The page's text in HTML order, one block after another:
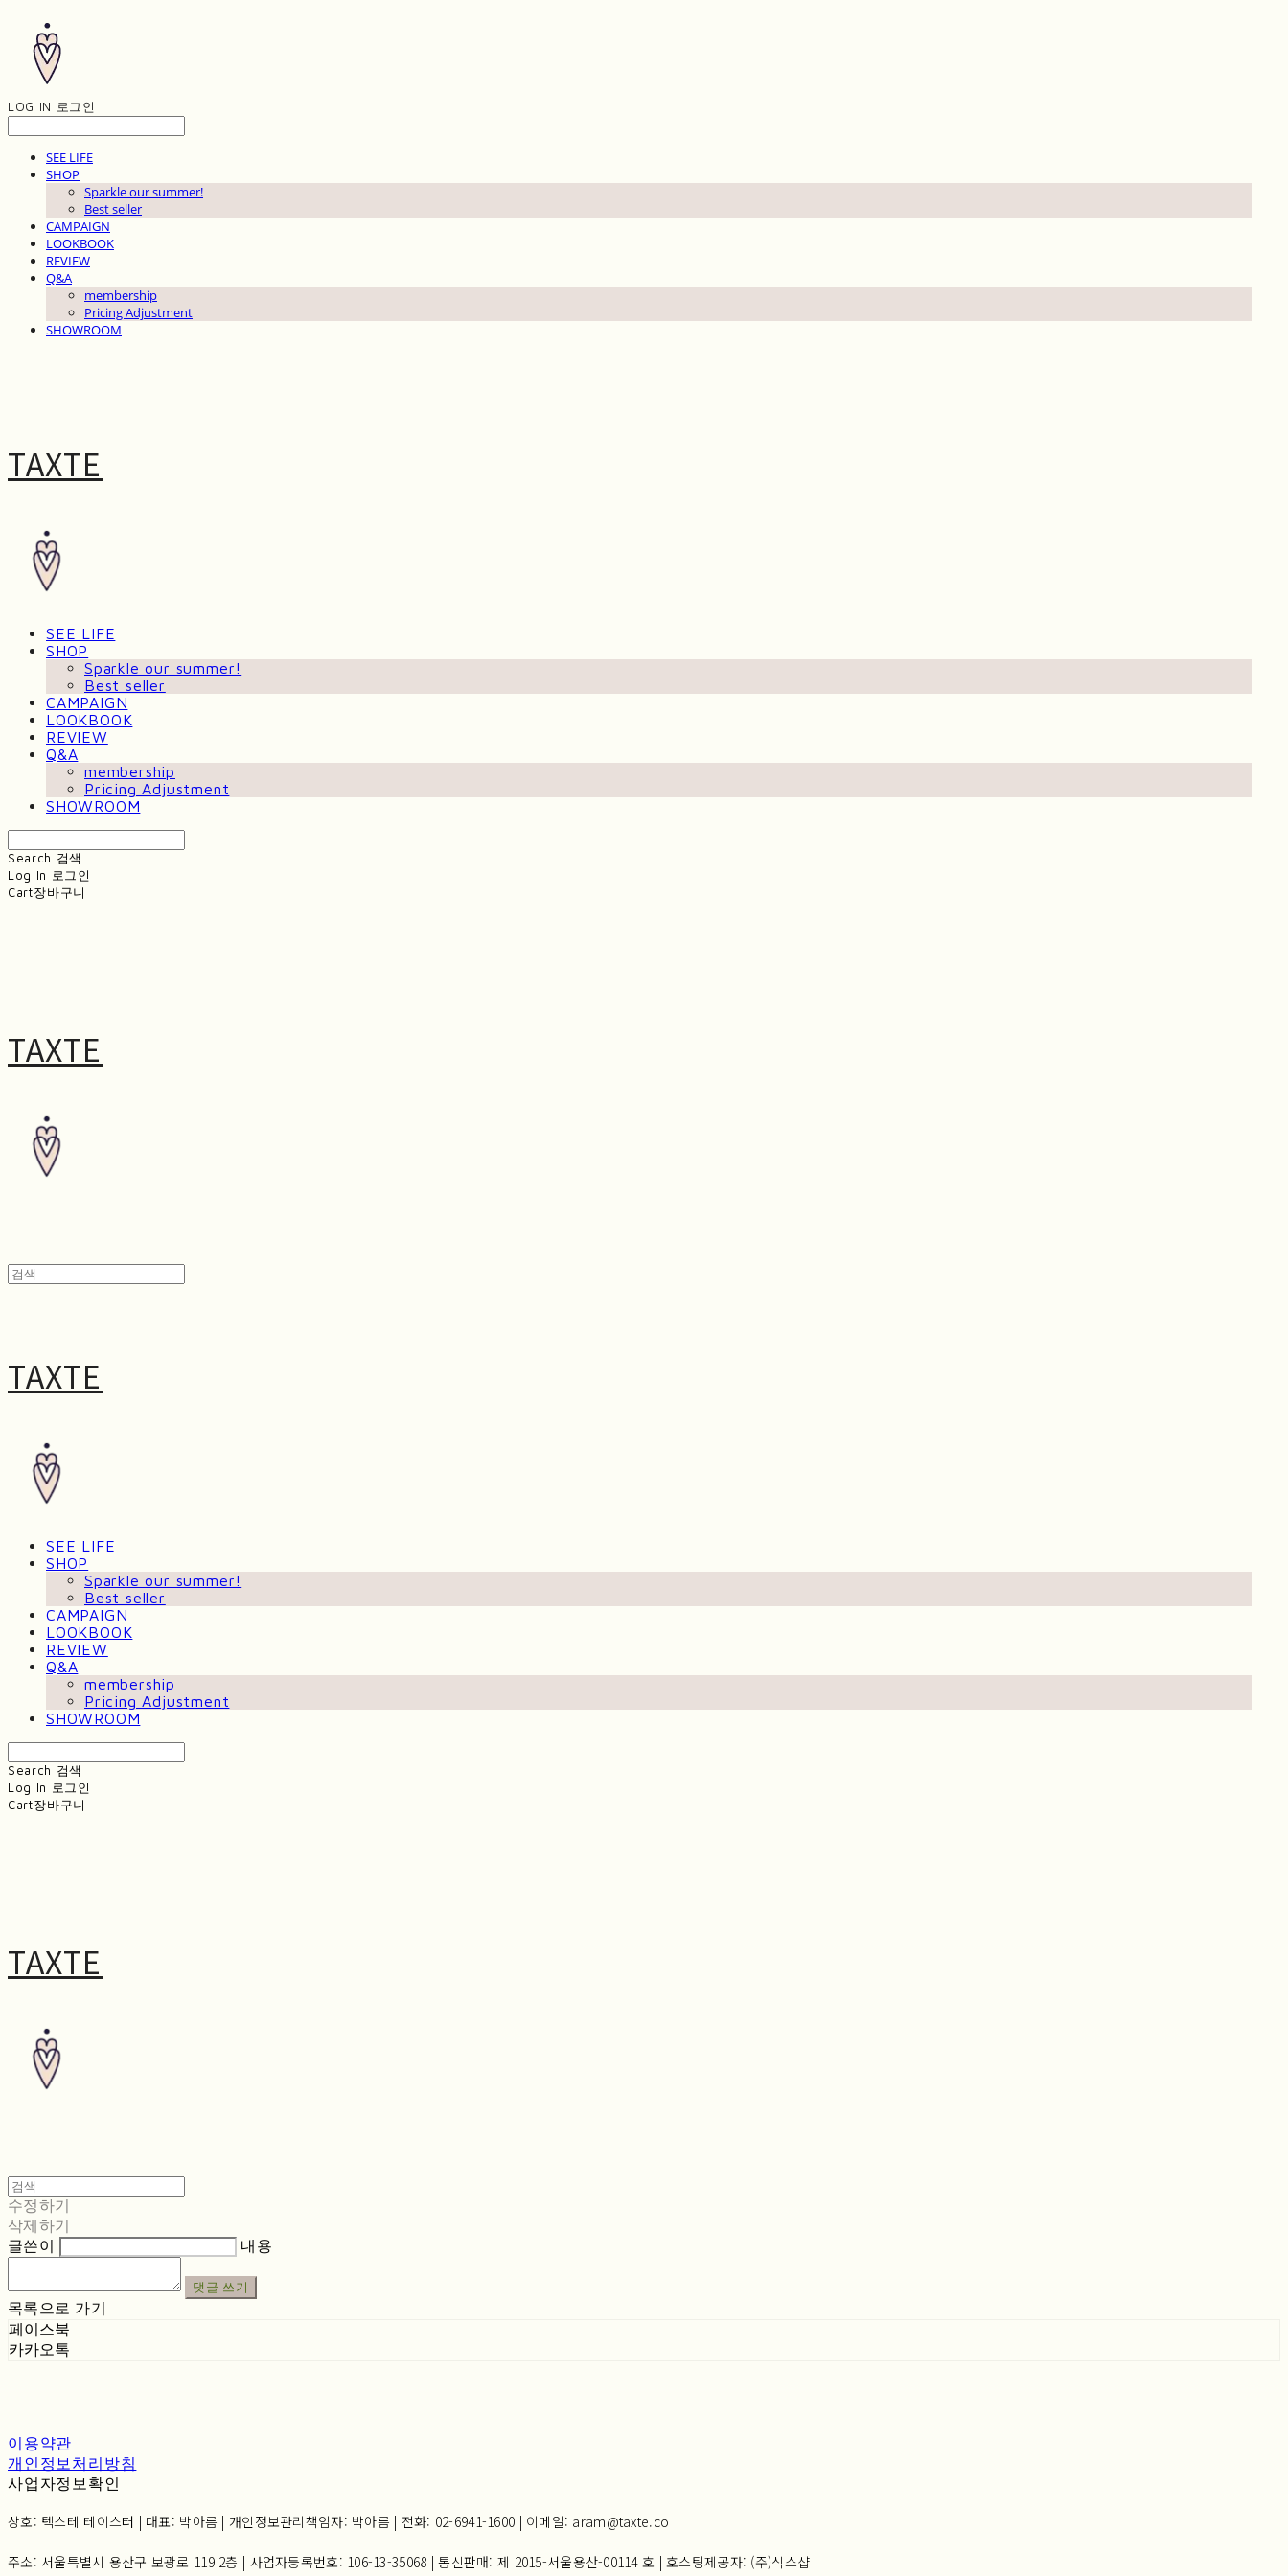
LOG IN 로그인
SEE LIFE
SHOP
Sparkle our summer!
Best seller
CAMPAIGN
LOOKBOOK
REVIEW
Q&A
membership
Pricing Adjustment
SHOWROOM
TAXTE
SEE LIFE
SHOP
Sparkle our summer!
Best seller
CAMPAIGN
LOOKBOOK
REVIEW
Q&A
membership
Pricing Adjustment
SHOWROOM
Search 검색
Log In 로그인
Cart장바구니
TAXTE
TAXTE
SEE LIFE
SHOP
Sparkle our summer!
Best seller
CAMPAIGN
LOOKBOOK
REVIEW
Q&A
membership
Pricing Adjustment
SHOWROOM
Search 검색
Log In 로그인
Cart장바구니
TAXTE
수정하기
삭제하기
글쓴이
내용
댓글 쓰기
목록으로 가기
페이스북
카카오톡
이용약관
개인정보처리방침
사업자정보확인
상호: 텍스테 테이스터 | 대표: 박아름 | 개인정보관리책임자: 박아름 | 전화: 02-6941-1600 | 이메일: aram@taxte.co
주소: 서울특별시 용산구 보광로 119 2층 | 사업자등록번호: 106-13-35068 | 통신판매: 제 2015-서울용산-00114 호 | 호스팅제공자: (주)식스샵